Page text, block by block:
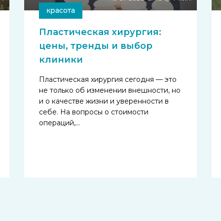
красота
Пластическая хирургия:
цены, тренды и выбор
клиники
Пластическая хирургия сегодня — это
не только об изменении внешности, но
и о качестве жизни и уверенности в
себе. На вопросы о стоимости
операций,…